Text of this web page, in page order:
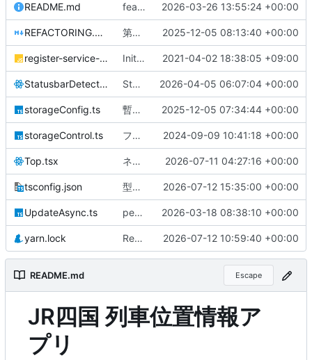
README.md feat: カラーテーマ設定とサウンド設定機能を追加し、外部起動方法をREADMEに記載 2026-03-26 13:55:24 +00:00
REFACTORING.md 第4弾 2025-12-05 08:13:40 +00:00
register-service-worker.js InitialCommit 2021-04-02 18:38:05 +09:00
StatusbarDetect.tsx StatusBarの表示ロジックを改善し、Appsコンポーネントにフォーカス状態を追加 2026-04-05 06:07:04 +00:00
storageConfig.ts 暫定保存 2025-12-05 07:34:44 +00:00
storageControl.ts ファイルの分離 2024-09-09 10:41:18 +00:00
Top.tsx ネイティブスクリーンの無効化を条件化し、スクリーンの非アクティブ状態を保持する設定を追加 2026-07-11 04:27:16 +00:00
tsconfig.json 型定義を改善し、originalStationListの使用を最適化 2026-07-12 15:35:00 +00:00
UpdateAsync.ts perf: dev client で expo-updates をスキップ 2026-03-18 08:38:10 +00:00
yarn.lock Refactor MenuPage component and update dependencies 2026-07-12 10:59:40 +00:00
README.md Escape
JR四国 列車位置情報ア
プリ